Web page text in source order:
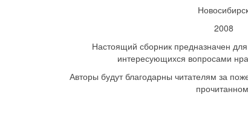
2008
Настоящий сборник предназначен
интересующихся вопросами
Авторы будут благодарны читателям за